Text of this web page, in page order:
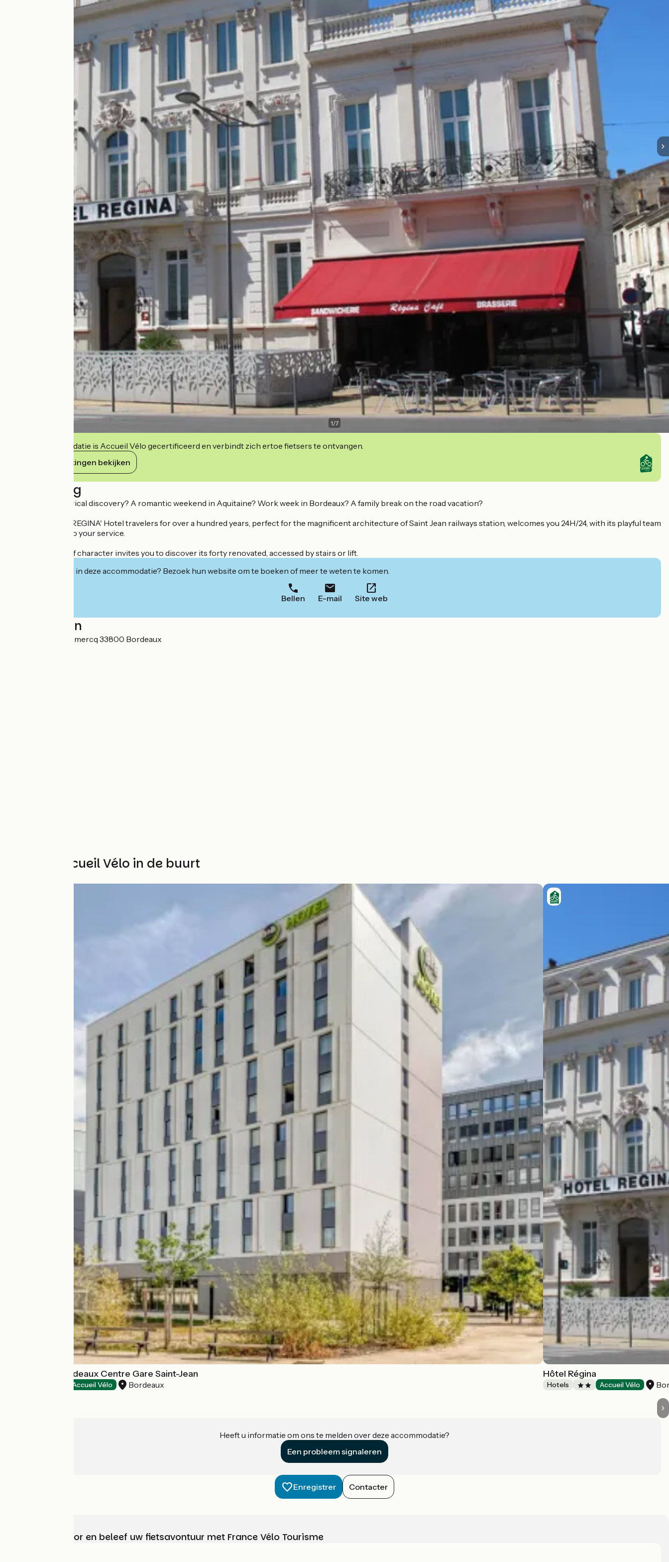
1/7
Deze accommodatie is Accueil Vélo gecertificeerd en verbindt zich ertoe fietsers te ontvangen.
Haar verplichtingen bekijken
Beschrijving
A desire for historical discovery? A romantic weekend in Aquitaine? Work week in Bordeaux? A family break on the road vacation?
Do not hesitate! 'REGINA' Hotel travelers for over a hundred years, perfect for the magnificent architecture of Saint Jean railways station, welcomes you 24H/24, with its playful team
entirely devoted to your service.
The old building of character invites you to discover its forty renovated, accessed by stairs or lift.
Geïnteresseerd in deze accommodatie? Bezoek hun website om te boeken of meer te weten te komen.
Bellen E-mail Site web
Localisation
34 rue Charles Domercq 33800 Bordeaux
Andere Accueil Vélo in de buurt
Hôtel B & B Bordeaux Centre Gare Saint-Jean
Accueil Vélo Bordeaux
Hôtel Régina
Hotels Accueil Vélo
Heeft u informatie om ons te melden over deze accommodatie?
Een probleem signaleren
Enregistrer Contacter
Kies, bereid voor en beleef uw fietsavontuur met France Vélo Tourisme